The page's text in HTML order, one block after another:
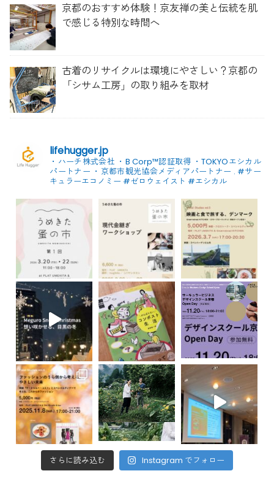
京都のおすすめ体験！京友禅の美と伝統を肌
で感じる特別な時間へ
古着のリサイクルは環境にやさしい？京都の
「シサム工房」の取り組みを取材
lifehugger.jp
・ハーチ株式会社 ・B Corp™認証取得 ・TOKYOエシカル
パートナー ・京都市観光協会メディアパートナー . #サー
キュラーエコノミー #ゼロウェイスト #エシカル
さらに読み込む Instagram でフォロー